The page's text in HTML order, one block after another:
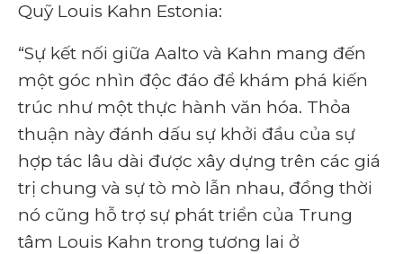
Quỹ Louis Kahn Estonia:
“Sự kết nối giữa Aalto và Kahn mang đến
một góc nhìn độc đáo để khám phá kiến ​​
trúc như một thực hành văn hóa. Thỏa
thuận này đánh dấu sự khởi đầu của sự
hợp tác lâu dài được xây dựng trên các giá
trị chung và sự tò mò lẫn nhau, đồng thời
nó cũng hỗ trợ sự phát triển của Trung
tâm Louis Kahn trong tương lai ở